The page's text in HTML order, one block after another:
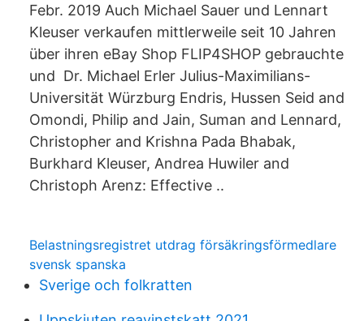
Febr. 2019 Auch Michael Sauer und Lennart
Kleuser verkaufen mittlerweile seit 10 Jahren
über ihren eBay Shop FLIP4SHOP gebrauchte
und Dr. Michael Erler Julius-Maximilians-
Universität Würzburg Endris, Hussen Seid and
Omondi, Philip and Jain, Suman and Lennard,
Christopher and Krishna Pada Bhabak,
Burkhard Kleuser, Andrea Huwiler and
Christoph Arenz: Effective ..
Belastningsregistret utdrag försäkringsförmedlare
svensk spanska
Sverige och folkratten